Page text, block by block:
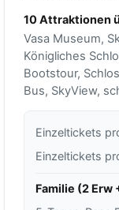
10 Attraktionen
Vasa Museum,
Königliches
Bootstour,
Bus, SkyView,
Einzeltickets
Einzeltickets
Familie (2 Erw